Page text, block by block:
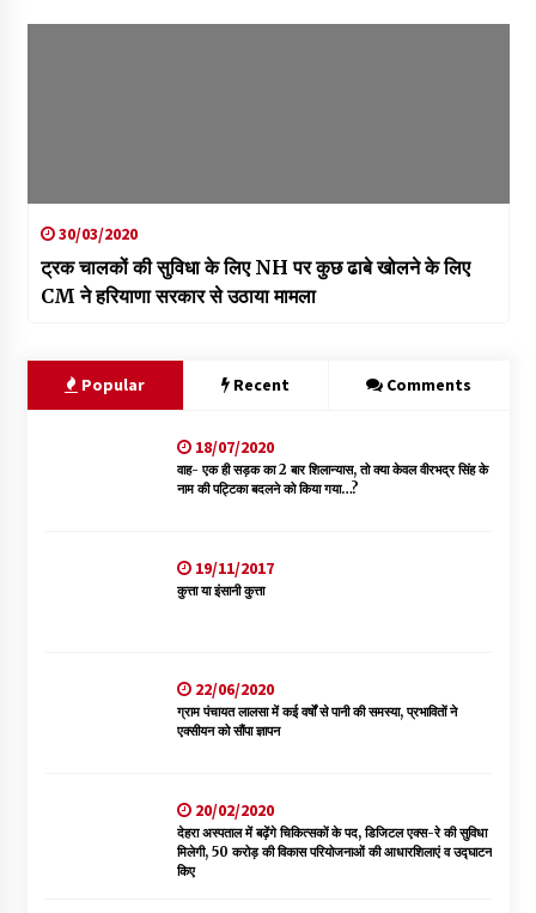
30/03/2020
ट्रक चालकों की सुविधा के लिए NH पर कुछ ढाबे खोलने के लिए
CM ने हरियाणा सरकार से उठाया मामला
Popular Recent Comments
18/07/2020
वाह- एक ही सड़क का 2 बार शिलान्यास, तो क्या केवल वीरभद्र सिंह के
नाम की पट्टिका बदलने को किया गया…?
19/11/2017
कुत्ता या इंसानी कुत्ता
22/06/2020
ग्राम पंचायत लालसा में कई वर्षों से पानी की समस्या, प्रभावितों ने
एक्सीयन को सौंपा ज्ञापन
20/02/2020
देहरा अस्पताल में बढ़ेंगे चिकित्सकों के पद, डिजिटल एक्स-रे की सुविधा
मिलेगी, 50 करोड़ की विकास परियोजनाओं की आधारशिलाएं व उद्घाटन
किए